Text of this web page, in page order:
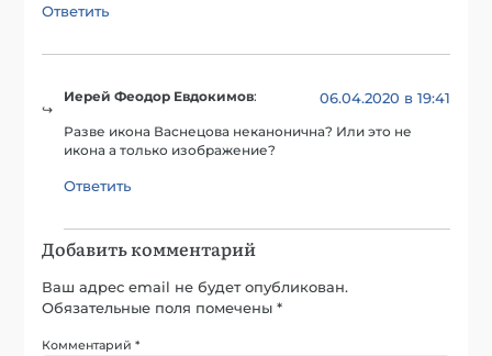
Ответить
Иерей Феодор Евдокимов: 06.04.2020 в 19:41
Разве икона Васнецова неканонична? Или это не
икона а только изображение?
Ответить
Добавить комментарий
Ваш адрес email не будет опубликован.
Обязательные поля помечены*
Комментарий*